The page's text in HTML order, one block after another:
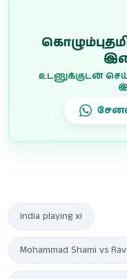
உடனுக்குடன்
india playing xi
Mohammad Shami vs